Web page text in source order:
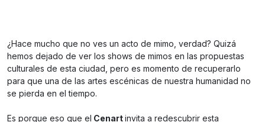
¿Hace mucho que no ves un acto de mimo, verdad? Quizá
hemos dejado de ver los shows de mimos en las propuestas
culturales de esta ciudad, pero es momento de recuperarlo
para que una de las artes escénicas de nuestra humanidad no
se pierda en el tiempo.
Es porque eso que el Cenartinvita a redescubrir esta